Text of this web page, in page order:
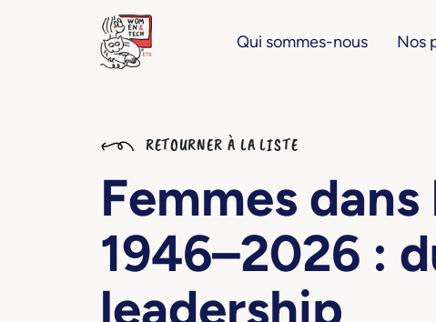
Qui sommes-nous Nos
RETOURNER À LA LISTE
Femmes
1946–2026 :
leadership